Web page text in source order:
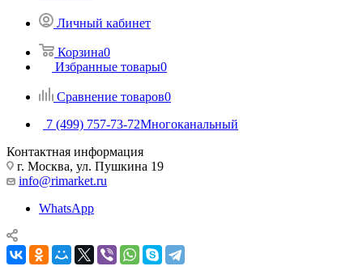
Личный кабинет
Корзина0
Избранные товары0
Сравнение товаров0
7 (499) 757-73-72Многоканальный
Контактная информация
г. Москва, ул. Пушкина 19
info@rimarket.ru
WhatsApp